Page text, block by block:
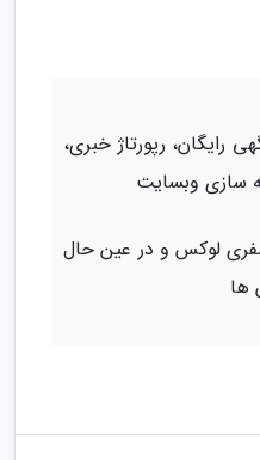
رایگان، رپورتاژ خبری،
سازی وبسایت
لوکس و در عین حال
ها